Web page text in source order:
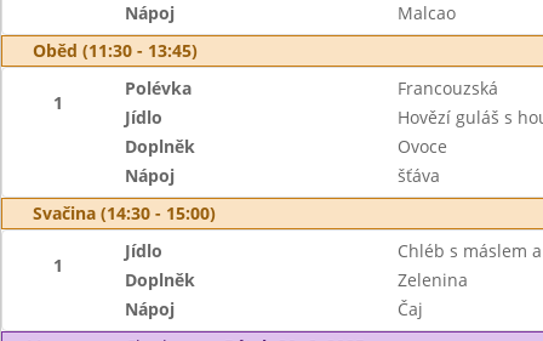
Nápoj
Malcao
Oběd (11:30 - 13:45)
1
Polévka
Francouzská
Jídlo
Hovězí guláš s
Doplněk
Ovoce
Nápoj
šťáva
Svačina (14:30 - 15:00)
1
Jídlo
Chléb s máslem
Doplněk
Zelenina
Nápoj
Čaj